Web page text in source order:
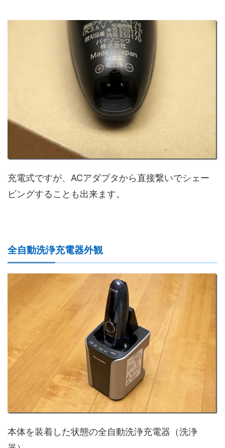
充電式ですが、ACアダプタから直接繋いでシェー
ビングすることも出来ます。
全自動洗浄充電器外観
本体を装着した状態の全自動洗浄充電器（洗浄